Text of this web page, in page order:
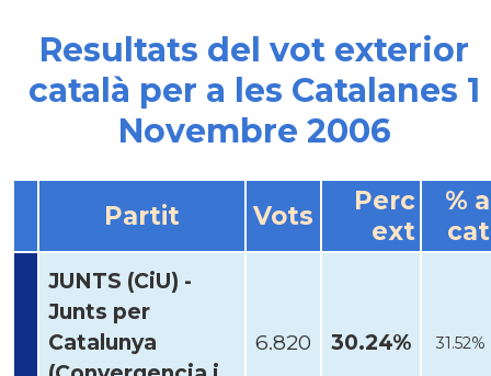
Resultats del vot exterior
català per a les Catalanes 1
Novembre 2006
Partit Vots
Perc
ext
% a
cat
JUNTS (CiU) -
Junts per
Catalunya
6.820 30.24% 31.52%